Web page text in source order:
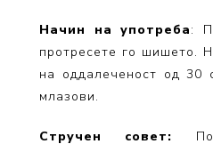
Начин на употреба:
протресете го шишето.
на оддалеченост од 30
млазови.
Стручен совет: